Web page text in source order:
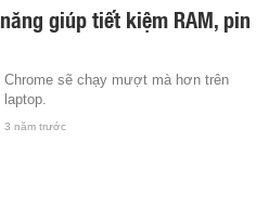
giúp tiết kiệm RAM, pin
Chrome sẽ chạy mượt mà hơn trên
laptop.
3 năm trước